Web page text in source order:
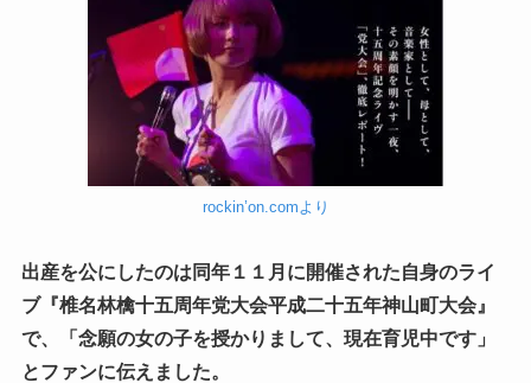
rockin’on.comより
出産を公にしたのは同年１１月に開催された自身のライ
ブ『椎名林檎十五周年党大会平成二十五年神山町大会』
で、「念願の女の子を授かりまして、現在育児中です」
とファンに伝えました。